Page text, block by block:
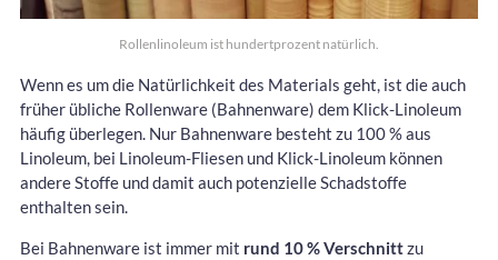
Rollenlinoleum ist hundertprozent natürlich.
Wenn es um die Natürlichkeit des Materials geht, ist die auch
früher übliche Rollenware (Bahnenware) dem Klick-Linoleum
häufig überlegen. Nur Bahnenware besteht zu 100 % aus
Linoleum, bei Linoleum-Fliesen und Klick-Linoleum können
andere Stoffe und damit auch potenzielle Schadstoffe
enthalten sein.
Bei Bahnenware ist immer mit rund 10 % Verschnittzu